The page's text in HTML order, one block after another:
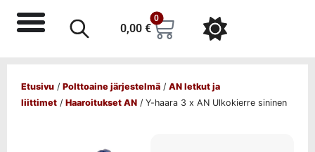
0,00 €
0
Etusivu / Polttoaine järjestelmä / AN letkut ja
liittimet / Haaroitukset AN / Y-haara 3 x AN Ulkokierre sininen